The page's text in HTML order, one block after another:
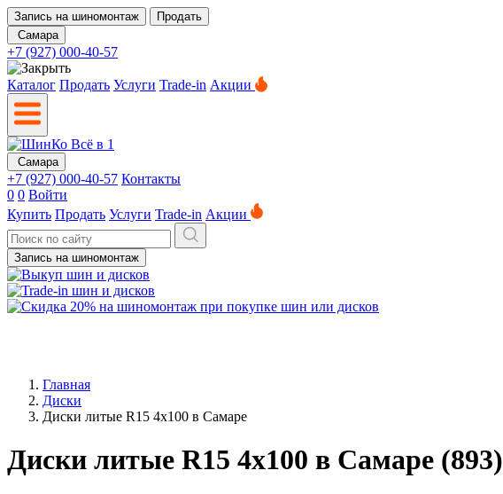
Запись на шиномонтаж
Продать
Самара
+7 (927) 000-40-57
Каталог Продать Услуги Trade-in Акции
Самара
+7 (927) 000-40-57 Контакты
0 0 Войти
Купить Продать Услуги Trade-in Акции
Запись на шиномонтаж
Главная
Диски
Диски литые R15 4x100 в Самаре
Диски литые R15 4x100 в Самаре (893)